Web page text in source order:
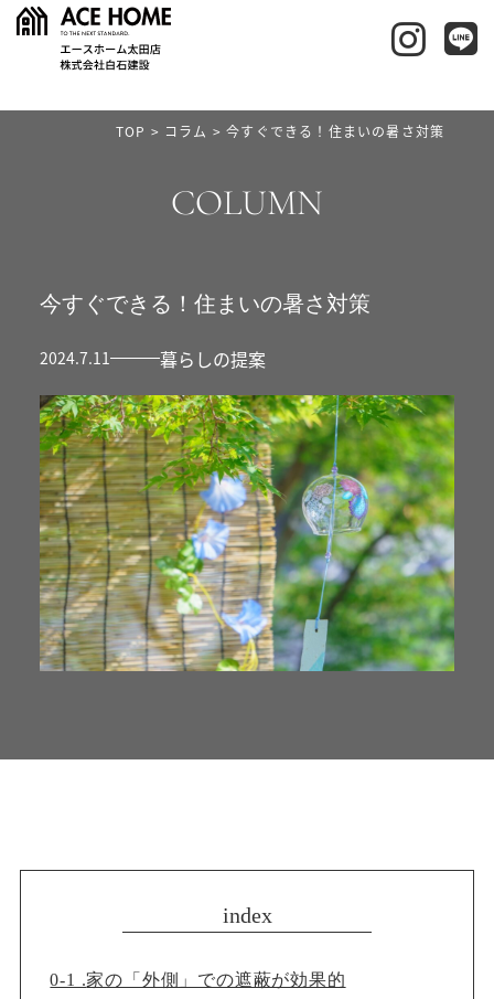
TOP > コラム >今すぐできる！住まいの暑さ対策
COLUMN
今すぐできる！住まいの暑さ対策
2024.7.11 暮らしの提案
index
0-1 .家の「外側」での遮蔽が効果的